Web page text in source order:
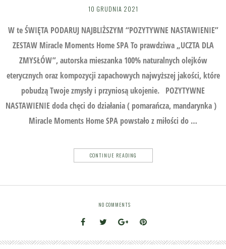
10 GRUDNIA 2021
W te ŚWIĘTA PODARUJ NAJBLIŻSZYM “POZYTYWNE NASTAWIENIE”
ZESTAW Miracle Moments Home SPA To prawdziwa „UCZTA DLA
ZMYSŁÓW”, autorska mieszanka 100% naturalnych olejków
eterycznych oraz kompozycji zapachowych najwyższej jakości, które
pobudzą Twoje zmysły i przyniosą ukojenie. POZYTYWNE
NASTAWIENIE doda chęci do działania ( pomarańcza, mandarynka )
Miracle Moments Home SPA powstało z miłości do …
CONTINUE READING
NO COMMENTS